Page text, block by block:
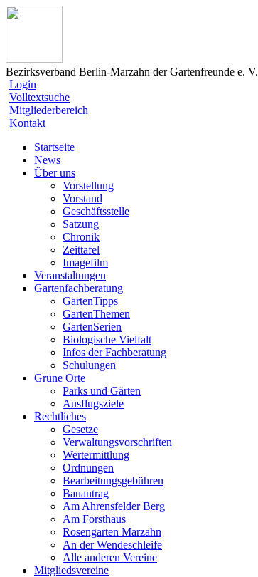
Bezirksverband Berlin-Marzahn der Gartenfreunde e. V.
Login
Volltextsuche
Mitgliederbereich
Kontakt
Startseite
News
Über uns
Vorstellung
Vorstand
Geschäftsstelle
Satzung
Chronik
Zeittafel
Imagefilm
Veranstaltungen
Gartenfachberatung
GartenTipps
GartenThemen
GartenSerien
Biologische Vielfalt
Infos der Fachberatung
Schulungen
Grüne Orte
Parks und Gärten
Ausflugsziele
Rechtliches
Gesetze
Verwaltungsvorschriften
Wertermittlung
Ordnungen
Bearbeitungsgebühren
Bauantrag
Am Ahrensfelder Berg
Am Forsthaus
Rosengarten Marzahn
An der Wendeschleife
Alle anderen Vereine
Mitgliedsvereine